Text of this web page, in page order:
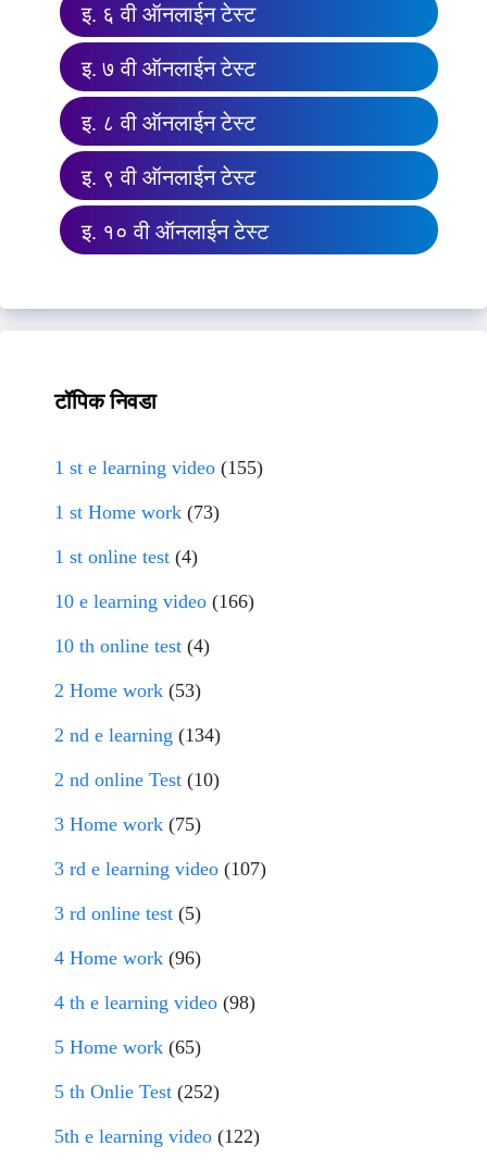
इ. ६ वी ऑनलाईन टेस्ट
इ. ७ वी ऑनलाईन टेस्ट
इ. ८ वी ऑनलाईन टेस्ट
इ. ९ वी ऑनलाईन टेस्ट
इ. १० वी ऑनलाईन टेस्ट
टॉपिक निवडा
1 st e learning video (155)
1 st Home work (73)
1 st online test (4)
10 e learning video (166)
10 th online test (4)
2 Home work (53)
2 nd e learning (134)
2 nd online Test (10)
3 Home work (75)
3 rd e learning video (107)
3 rd online test (5)
4 Home work (96)
4 th e learning video (98)
5 Home work (65)
5 th Onlie Test (252)
5th e learning video (122)